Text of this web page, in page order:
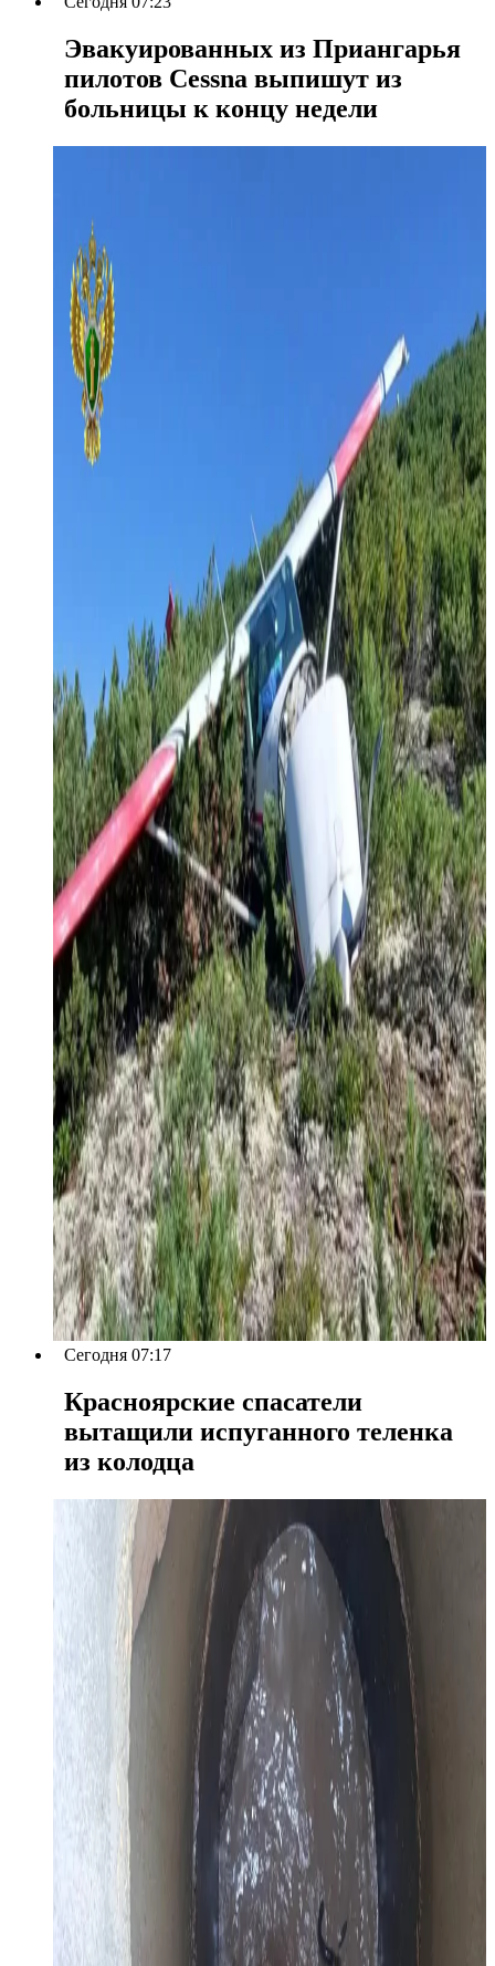
Эвакуированных из Приангарья
пилотов Cessna выпишут из
больницы к концу недели
Сегодня 07:17
Красноярские спасатели
вытащили испуганного теленка
из колодца